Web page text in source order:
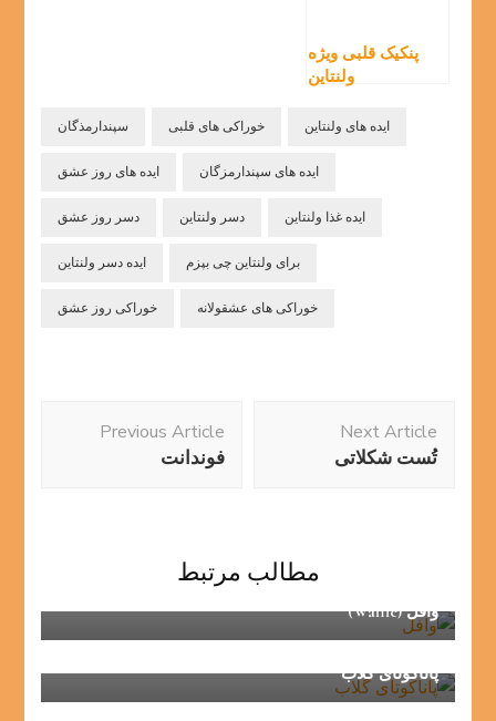
پنکیک قلبی ویژه
ولنتاین
سپندارمذگان خوراکی های قلبی ایده های ولنتاین
ایده های روز عشق ایده های سپندارمزگان
دسر روز عشق دسر ولنتاین ایده غذا ولنتاین
ایده دسر ولنتاین برای ولنتاین چی بپزم
خوراکی روز عشق خوراکی های عشقولانه
Navigation
Previous Article
فوندانت
Next Article
تُست شکلاتی
مطالب مرتبط
وافل (Waffle)
پاناکوتای گلاب